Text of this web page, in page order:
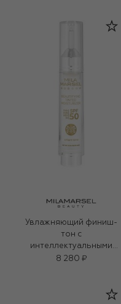
Увлажняющий финиш-
тон с
интеллектуальными
микрокапсулами SPF 50
8 280 ₽